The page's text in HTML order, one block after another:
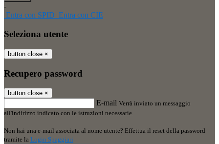
-
Entra con SPID Entra con CIE
Seleziona utente
button close ×
Recupero password
button close ×
E-mail Verrà inviato un messaggio
all'indirizzo indicato con le istruzioni necessarie.
Non hai una e-mail associata al nome utente? Effettua il reset della password
tramite la Login Spaggiari